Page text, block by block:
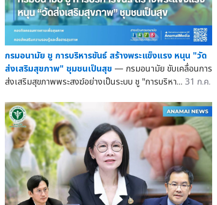
กรมอนามัย ชู การบริหารขันธ์ สร้างพระแข็งแรง หนุน "วัด
ส่งเสริมสุขภาพ" ชุมชนเป็นสุข — กรมอนามัย ขับเคลื่อนการ
ส่งเสริมสุขภาพพระสงฆ์อย่างเป็นระบบ ชู "การบริหา... 31 ก.ค.